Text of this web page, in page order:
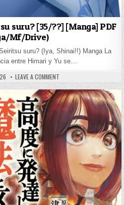
suru? [35/??] [Manga] PDF
Mf/Drive)
suru? (Iya, Shinai!!) Manga La
entre Himari y Yu se…
LEAVE A COMMENTON DANJO NO YUJOU WA